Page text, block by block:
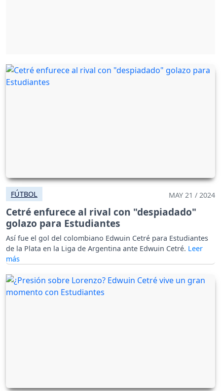
FÚTBOL MAY 21 / 2024
Cetré enfurece al rival con "despiadado"
golazo para Estudiantes
Así fue el gol del colombiano Edwuin Cetré para Estudiantes
de la Plata en la Liga de Argentina ante Edwuin Cetré.